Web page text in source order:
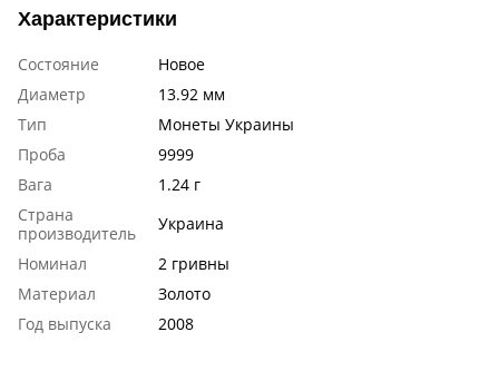
Характеристики
Состояние
Новое
Диаметр
13.92 мм
Тип
Монеты Украины
Проба
9999
Вага
1.24 г
Страна
производитель
Украина
Номинал
2 гривны
Материал
Золото
Год выпуска
2008